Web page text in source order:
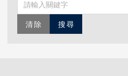
清除 搜尋